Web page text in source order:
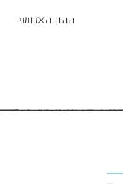
ההון האנושי